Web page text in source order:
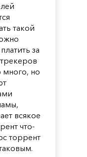
такой
за
много, но
всякое
что-
торрент